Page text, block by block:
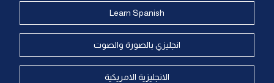
Learn Spanish
انجليزي بالصورة والصوت
الانجليزية الامريكية